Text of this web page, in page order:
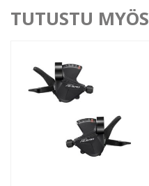
TUTUSTU MYÖS